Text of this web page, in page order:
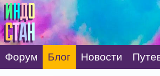
Форум Блог Новости